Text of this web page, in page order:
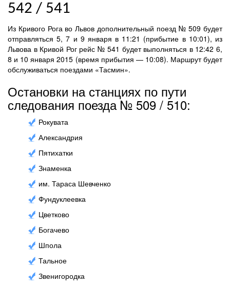
542 / 541
Из Кривого Рога во Львов дополнительный поезд № 509 будет
отправляться 5, 7 и 9 января в 11:21 (прибытие в 10:01), из
Львова в Кривой Рог рейс № 541 будет выполняться в 12:42 6,
8 и 10 января 2015 (время прибытия — 10:08). Маршрут будет
обслуживаться поездами «Тасмин».
Остановки на станциях по пути
следования поезда № 509 / 510:
Рокувата
Александрия
Пятихатки
Знаменка
им. Тараса Шевченко
Фундуклеевка
Цветково
Богачево
Шпола
Тальное
Звенигородка